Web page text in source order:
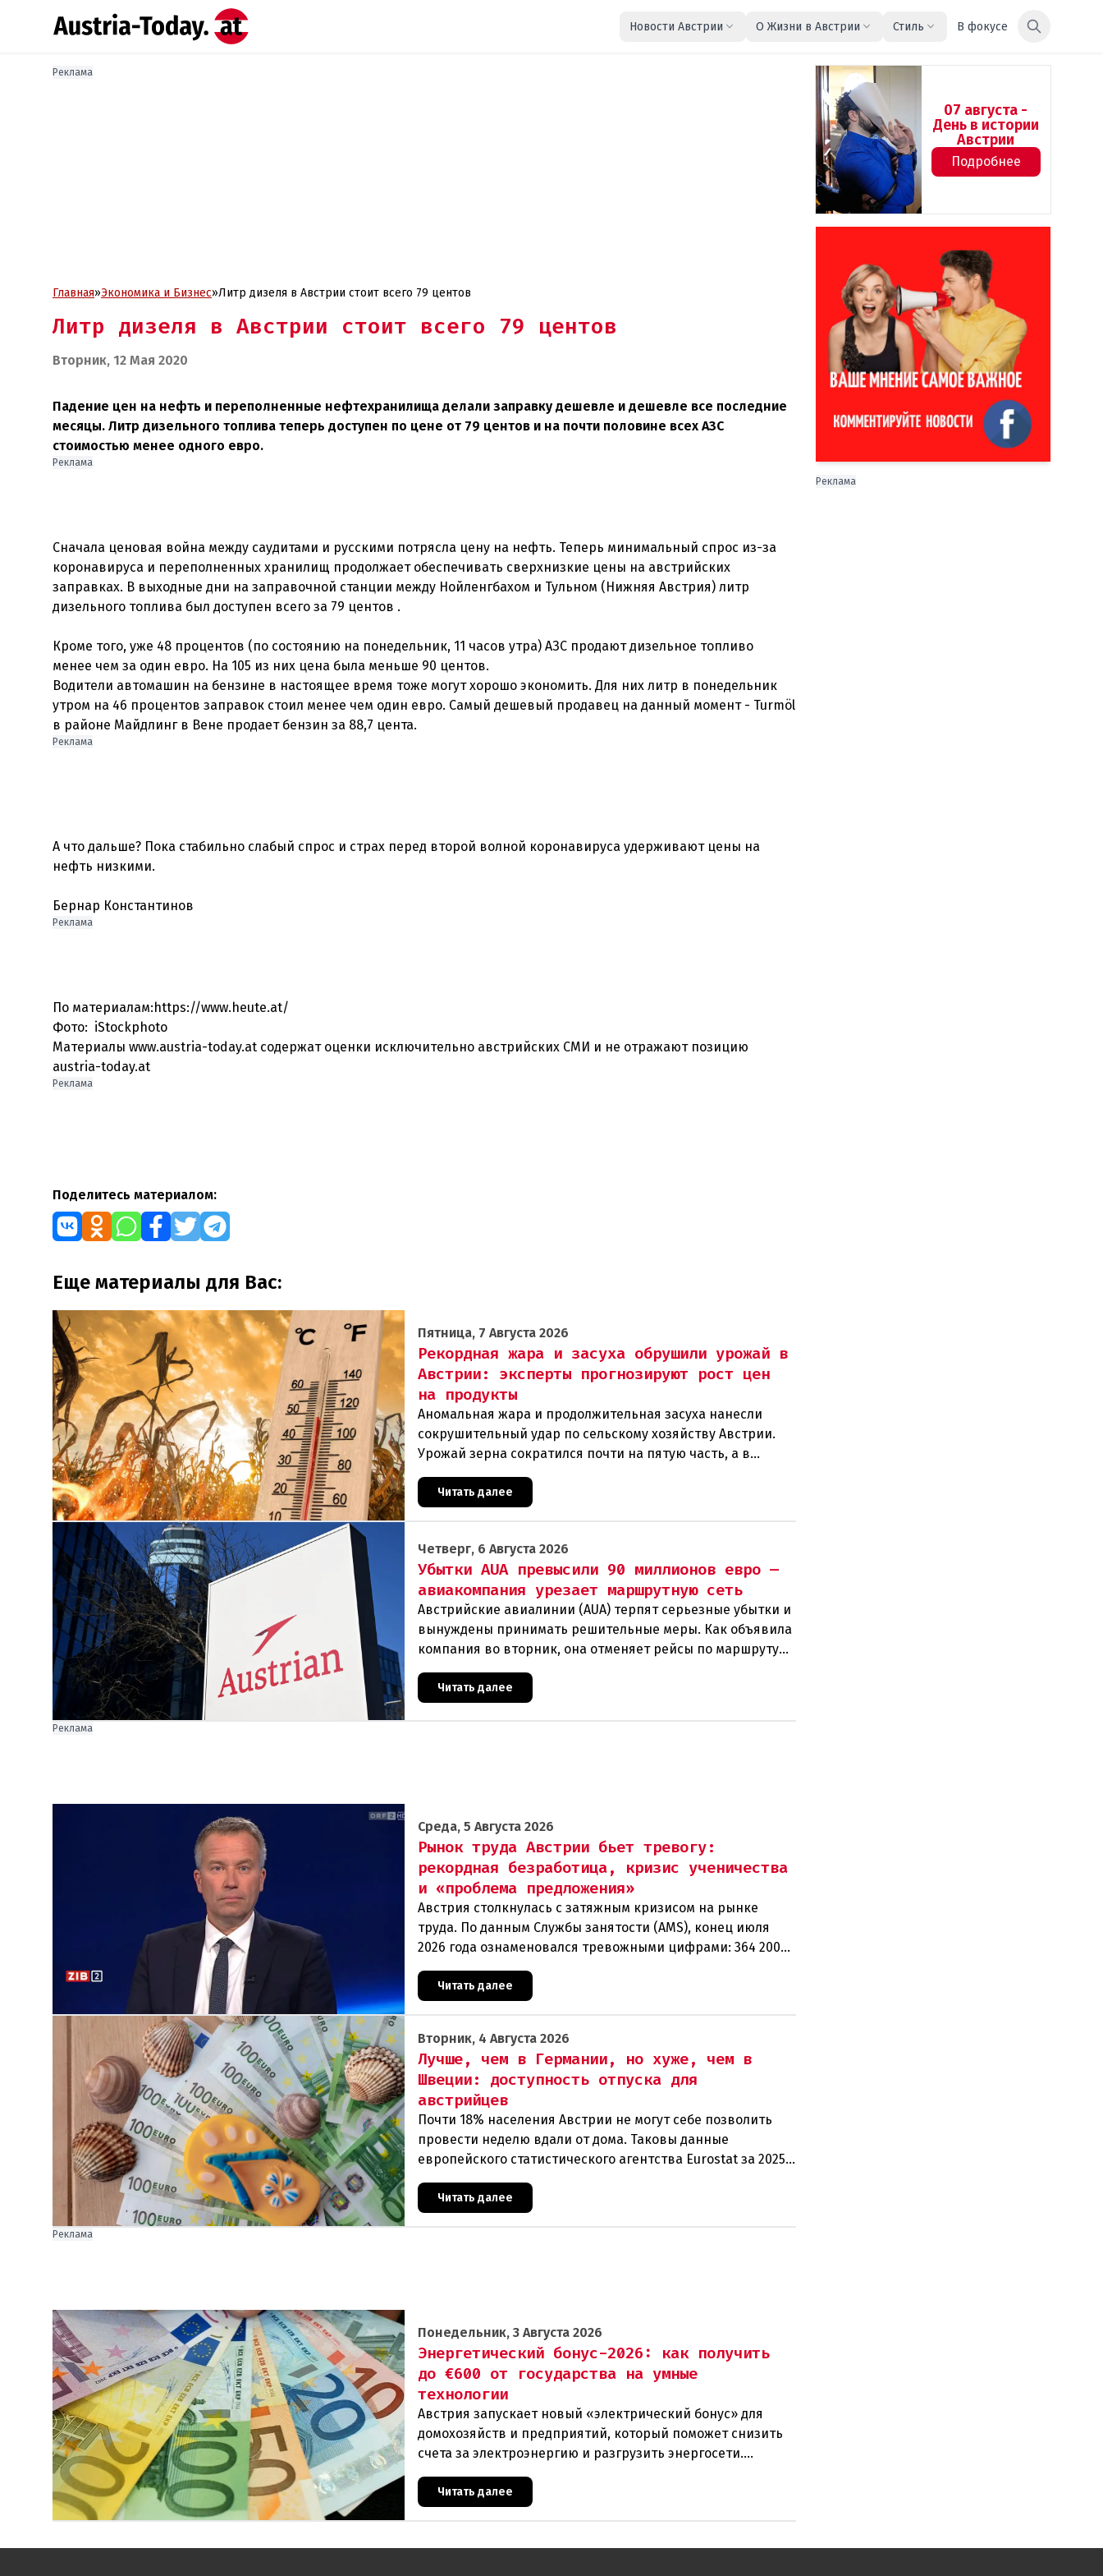
Новости Австрии О Жизни в Австрии Стиль В фокусе
Реклама
Главная»Экономика и Бизнес»Литр дизеля в Австрии стоит всего 79 центов
Литр дизеля в Австрии стоит всего 79 центов
Вторник, 12 Мая 2020
Падение цен на нефть и переполненные нефтехранилища делали заправку дешевле и дешевле все последние
месяцы. Литр дизельного топлива теперь доступен по цене от 79 центов и на почти половине всех АЗС
стоимостью менее одного евро.
Реклама
Сначала ценовая война между саудитами и русскими потрясла цену на нефть. Теперь минимальный спрос из-за
коронавируса и переполненных хранилищ продолжает обеспечивать сверхнизкие цены на австрийских
заправках. В выходные дни на заправочной станции между Нойленгбахом и Тульном (Нижняя Австрия) литр
дизельного топлива был доступен всего за 79 центов .
Кроме того, уже 48 процентов (по состоянию на понедельник, 11 часов утра) АЗС продают дизельное топливо
менее чем за один евро. На 105 из них цена была меньше 90 центов.
Водители автомашин на бензине в настоящее время тоже могут хорошо экономить. Для них литр в понедельник
утром на 46 процентов заправок стоил менее чем один евро. Самый дешевый продавец на данный момент - Turmöl
в районе Майдлинг в Вене продает бензин за 88,7 цента.
Реклама
А что дальше? Пока стабильно слабый спрос и страх перед второй волной коронавируса удерживают цены на
нефть низкими.
Бернар Константинов
Реклама
По материалам:https://www.heute.at/
Фото: iStockphoto
Материалы www.austria-today.at содержат оценки исключительно австрийских СМИ и не отражают позицию
austria-today.at
Реклама
Поделитесь материалом:
Еще материалы для Вас:
Пятница, 7 Августа 2026
Рекордная жара и засуха обрушили урожай в
Австрии: эксперты прогнозируют рост цен
на продукты
Аномальная жара и продолжительная засуха нанесли
сокрушительный удар по сельскому хозяйству Австрии.
Урожай зерна сократился почти на пятую часть, а в
некоторых регионах потери достигают 80 процентов.
Читать далее
Четверг, 6 Августа 2026
Убытки AUA превысили 90 миллионов евро —
авиакомпания урезает маршрутную сеть
Австрийские авиалинии (AUA) терпят серьезные убытки и
вынуждены принимать решительные меры. Как объявила
компания во вторник, она отменяет рейсы по маршруту
Вена — Грац.Причиной столь жесткой экономии
Читать далее
Реклама
Среда, 5 Августа 2026
Рынок труда Австрии бьет тревогу:
рекордная безработица, кризис ученичества
и «проблема предложения»
Австрия столкнулась с затяжным кризисом на рынке
труда. По данным Службы занятости (AMS), конец июля
2026 года ознаменовался тревожными цифрами: 364 200
человек официально зарегистрированы как безрабо
Читать далее
Вторник, 4 Августа 2026
Лучше, чем в Германии, но хуже, чем в
Швеции: доступность отпуска для
австрийцев
Почти 18% населения Австрии не могут себе позволить
провести неделю вдали от дома. Таковы данные
европейского статистического агентства Eurostat за 2025
год. И хотя ситуация в стране выглядит лучше ср
Читать далее
Реклама
Понедельник, 3 Августа 2026
Энергетический бонус-2026: как получить
до €600 от государства на умные
технологии
Австрия запускает новый «электрический бонус» для
домохозяйств и предприятий, который поможет снизить
счета за электроэнергию и разгрузить энергосети.
Частные лица могут получить до 600 евро на устано
Читать далее
07 августа -
День в истории
Австрии
Подробнее
Реклама